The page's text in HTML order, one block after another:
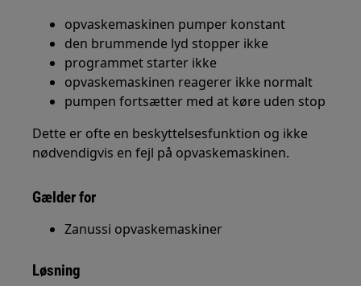
opvaskemaskinen pumper konstant
den brummende lyd stopper ikke
programmet starter ikke
opvaskemaskinen reagerer ikke normalt
pumpen fortsætter med at køre uden stop
Dette er ofte en beskyttelsesfunktion og ikke
nødvendigvis en fejl på opvaskemaskinen.
Gælder for
Zanussi opvaskemaskiner
Løsning